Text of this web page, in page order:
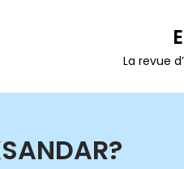
La revue